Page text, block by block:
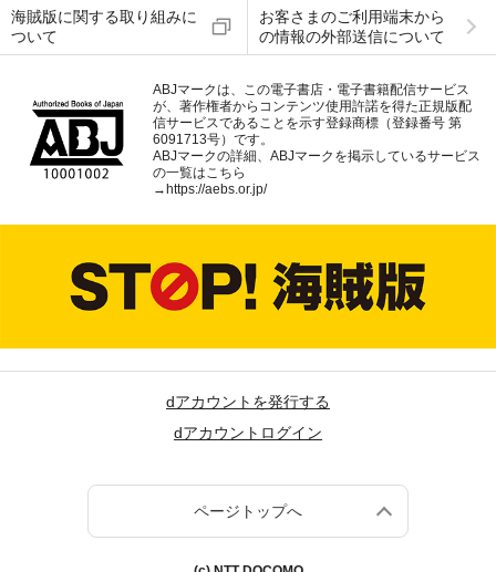
海賊版に関する取り組みに
ついて
お客さまのご利用端末から
の情報の外部送信について
ABJマークは、この電子書店・電子書籍配信サービス
が、著作権者からコンテンツ使用許諾を得た正規版配
信サービスであることを示す登録商標（登録番号 第
6091713号）です。
ABJマークの詳細、ABJマークを掲示しているサービス
の一覧はこちら
→ https://aebs.or.jp/
dアカウントを発行する
dアカウントログイン
ページトップへ